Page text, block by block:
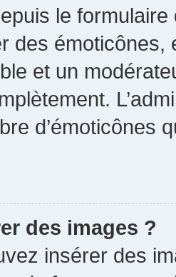
le
des
et un
d’émoticônes
des images ?
insérer des